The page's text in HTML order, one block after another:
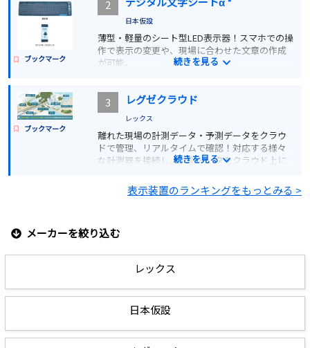
ブックマーク
2
日本仮設
薄型・軽量のシート型LED表示器！スマホでの操
作で表示の変更や、現場に合わせた文章の作成
が可能。
詳細を見る
見積もりする
続きを見る
ブックマーク
3 レグゼクラウド
レックス
離れた現場の計測データ・予測データをクラウ
ドで管理、リアルタイムで確認！対応する様々
な計測器を接続し、計測データをクラウド上に
価格お問い合わせ
続きを見る
表示装置のランキングをもっとみる >
メーカーを絞り込む
レックス
日本仮設